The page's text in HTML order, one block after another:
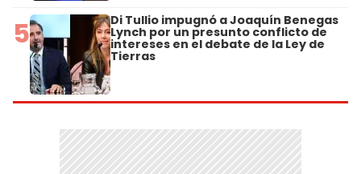
5 Di Tullio impugnó a Joaquín Benegas
Lynch por un presunto conflicto de
intereses en el debate de la Ley de
Tierras